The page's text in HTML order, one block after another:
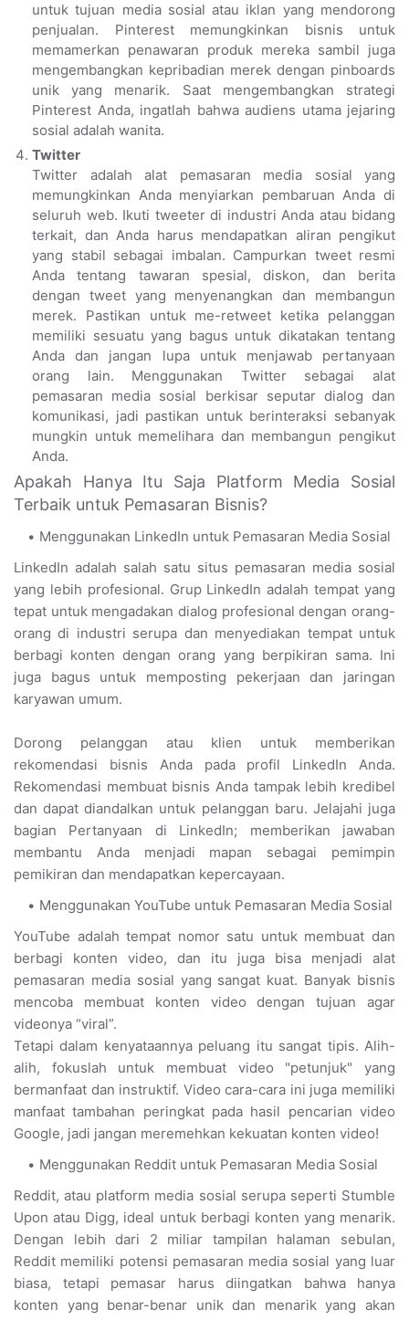
untuk tujuan media sosial atau iklan yang mendorong
penjualan. Pinterest memungkinkan bisnis untuk
memamerkan penawaran produk mereka sambil juga
mengembangkan kepribadian merek dengan pinboards
unik yang menarik. Saat mengembangkan strategi
Pinterest Anda, ingatlah bahwa audiens utama jejaring
sosial adalah wanita.
Twitter
Twitter adalah alat pemasaran media sosial yang
memungkinkan Anda menyiarkan pembaruan Anda di
seluruh web. Ikuti tweeter di industri Anda atau bidang
terkait, dan Anda harus mendapatkan aliran pengikut
yang stabil sebagai imbalan. Campurkan tweet resmi
Anda tentang tawaran spesial, diskon, dan berita
dengan tweet yang menyenangkan dan membangun
merek. Pastikan untuk me-retweet ketika pelanggan
memiliki sesuatu yang bagus untuk dikatakan tentang
Anda dan jangan lupa untuk menjawab pertanyaan
orang lain. Menggunakan Twitter sebagai alat
pemasaran media sosial berkisar seputar dialog dan
komunikasi, jadi pastikan untuk berinteraksi sebanyak
mungkin untuk memelihara dan membangun pengikut
Anda.
Apakah Hanya Itu Saja Platform Media Sosial
Terbaik untuk Pemasaran Bisnis?
Menggunakan LinkedIn untuk Pemasaran Media Sosial
LinkedIn adalah salah satu situs pemasaran media sosial
yang lebih profesional. Grup LinkedIn adalah tempat yang
tepat untuk mengadakan dialog profesional dengan orang-
orang di industri serupa dan menyediakan tempat untuk
berbagi konten dengan orang yang berpikiran sama. Ini
juga bagus untuk memposting pekerjaan dan jaringan
karyawan umum.
Dorong pelanggan atau klien untuk memberikan
rekomendasi bisnis Anda pada profil LinkedIn Anda.
Rekomendasi membuat bisnis Anda tampak lebih kredibel
dan dapat diandalkan untuk pelanggan baru. Jelajahi juga
bagian Pertanyaan di LinkedIn; memberikan jawaban
membantu Anda menjadi mapan sebagai pemimpin
pemikiran dan mendapatkan kepercayaan.
Menggunakan YouTube untuk Pemasaran Media Sosial
YouTube adalah tempat nomor satu untuk membuat dan
berbagi konten video, dan itu juga bisa menjadi alat
pemasaran media sosial yang sangat kuat. Banyak bisnis
mencoba membuat konten video dengan tujuan agar
videonya “viral”.
Tetapi dalam kenyataannya peluang itu sangat tipis. Alih-
alih, fokuslah untuk membuat video "petunjuk" yang
bermanfaat dan instruktif. Video cara-cara ini juga memiliki
manfaat tambahan peringkat pada hasil pencarian video
Google, jadi jangan meremehkan kekuatan konten video!
Menggunakan Reddit untuk Pemasaran Media Sosial
Reddit, atau platform media sosial serupa seperti Stumble
Upon atau Digg, ideal untuk berbagi konten yang menarik.
Dengan lebih dari 2 miliar tampilan halaman sebulan,
Reddit memiliki potensi pemasaran media sosial yang luar
biasa, tetapi pemasar harus diingatkan bahwa hanya
konten yang benar-benar unik dan menarik yang akan